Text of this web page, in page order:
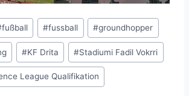
fußball #fussball #groundhopper
#KF Drita #Stadiumi Fadil Vokrri
League Qualifikation